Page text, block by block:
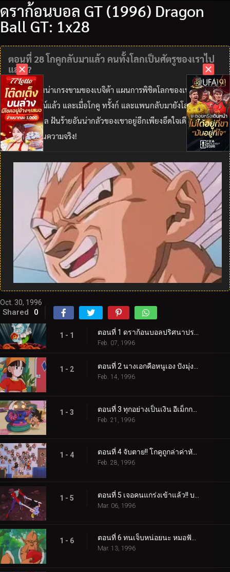
ดราก้อนบอล GT (1996) Dragon
Ball GT: 1x28
ตอนที่ 28 โกคูกลับมาแล้ว คนทั้งโลกเป็นศัตรูของเราไป
แล้ว!?
ด้วยพลังอันน่าเกรงขามของเบจิต้า แผนการพิชิตโลกของเบบี้ก็ใกล้จะ
เสร็จสมบูรณ์แล้ว และเมื่อโกคู ทรั้งก์ และแพนกลับมายังโลกพร้อมกับ
ดราก้อนบอล ฝันร้ายอันน่ากลัวของเขาอยู่อีกเพียงอึดใจเดียวเท่านั้นที่
จะกลายเป็นความจริง!
Oct. 30, 1996
Shared 0
1 - 1
Feb. 07, 1996
1 - 2 ตอนที่ 2 นางเอกคือหนูเอง ปังมุ่งสู่อวกาศ
Feb. 14, 1996
1 - 3
Feb. 21, 1996
1 - 4 ตอนที่ 4 จับตาย!! โกคูถูกล่าค่าหัว!?
Feb. 28, 1996
1 - 5
Mar. 06, 1996
1 - 6 ตอนที่ 6 ทนเจ็บหน่อยนะ หมอฟันโกคูมาแล้ว
Mar. 13, 1996